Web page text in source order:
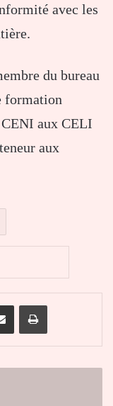
avec les
du bureau
formation
CENI aux CELI
aux
Partager par email Imprimer